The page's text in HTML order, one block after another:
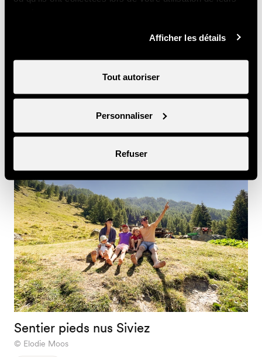
Afficher les détails
Tout autoriser
Personnaliser
Refuser
Cheesy Haute-Nendaz
Image
Sentier pieds nus Siviez
Elodie Moos